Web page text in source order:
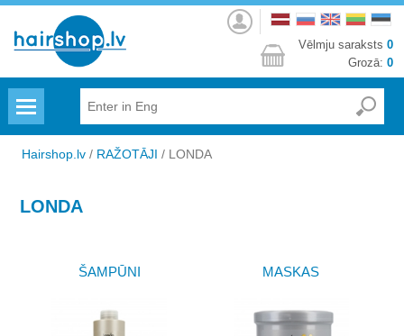
Autorizēties
Vēlmju saraksts 0
Grozā: 0
Hairshop.lv / RAŽOTĀJI / LONDA
LONDA
ŠAMPŪNI MASKAS